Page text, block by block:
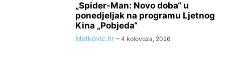
„Spider-Man: Novo doba“ u
ponedjeljak na programu Ljetnog
Kina „Pobjeda“
Metkovic.hr - 4 kolovoza, 2026